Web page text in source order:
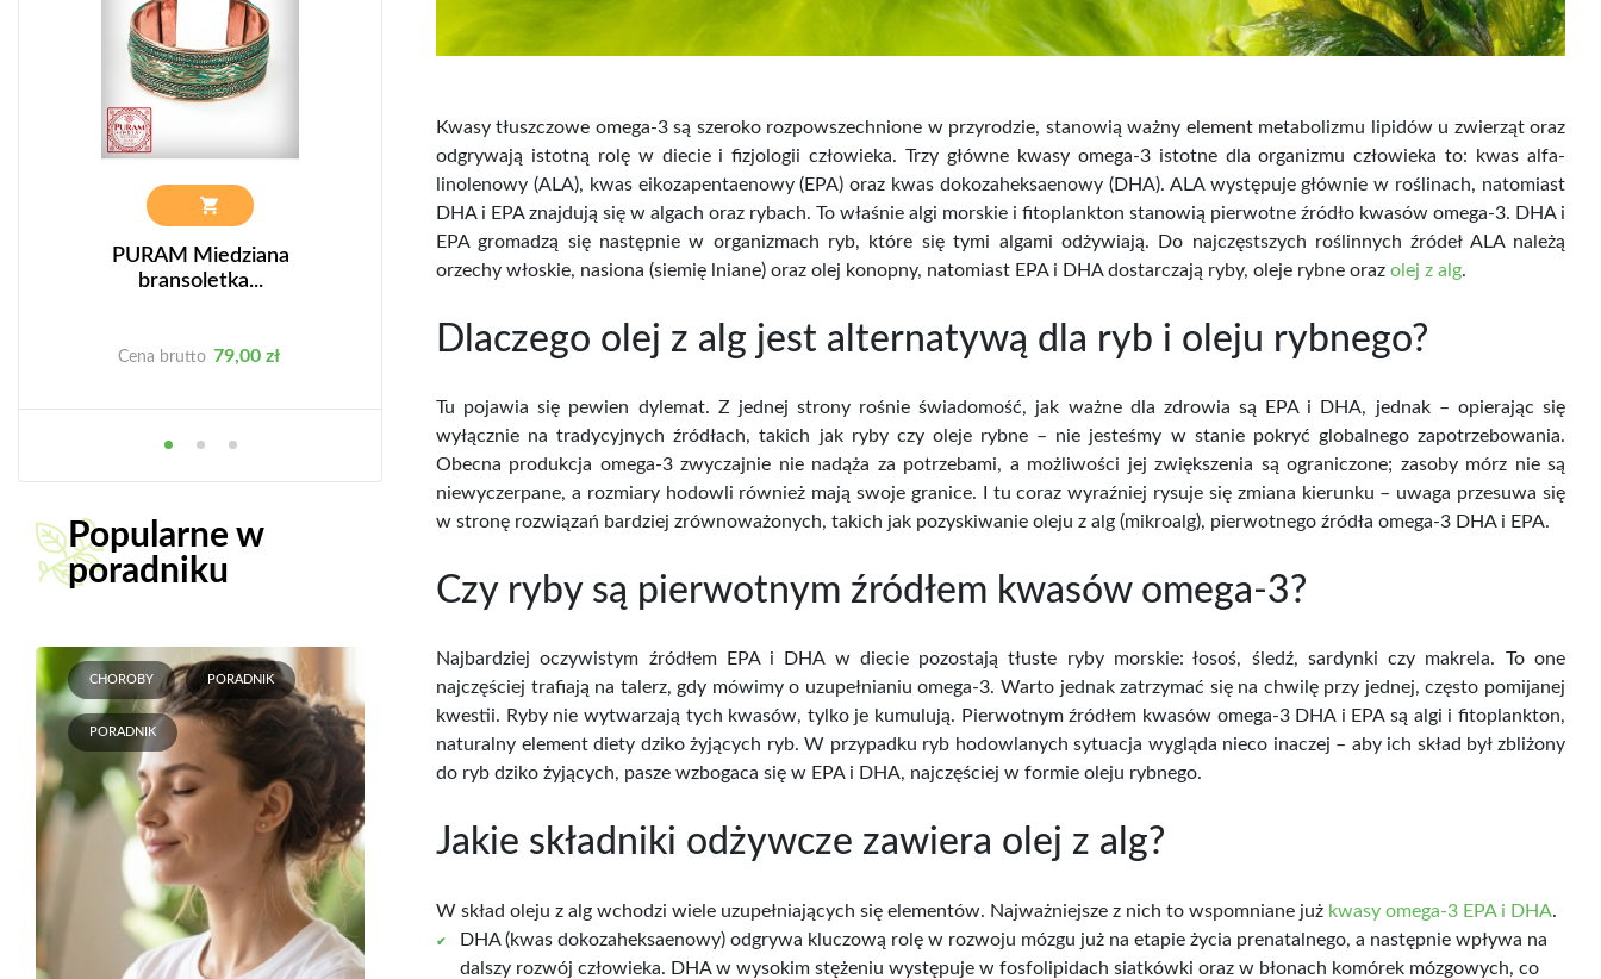
PURAM Miedziana
bransoletka...
Cena brutto Cena
79,00 zł
PURAM Miedziana
bransoletka...
Cena
69,00 zł
TYMIANEK SUSZONY
TORBA - 20G
Cena brutto Cena
6,99 zł
PURAM Miedziana
bransoletka...
Cena brutto Cena
79,00 zł
PURAM Miedziana
bransoletka...
Cena brutto
Popularne w
poradniku
CHOROBY PORADNIK
PORADNIK
Kwasy tłuszczowe omega-3 są szeroko rozpowszechnione w przyrodzie, stanowią ważny element metabolizmu lipidów u zwierząt oraz
odgrywają istotną rolę w diecie i fizjologii człowieka. Trzy główne kwasy omega-3 istotne dla organizmu człowieka to: kwas alfa-
linolenowy (ALA), kwas eikozapentaenowy (EPA) oraz kwas dokozaheksaenowy (DHA). ALA występuje głównie w roślinach, natomiast
DHA i EPA znajdują się w algach oraz rybach. To właśnie algi morskie i fitoplankton stanowią pierwotne źródło kwasów omega-3. DHA i
EPA gromadzą się następnie w organizmach ryb, które się tymi algami odżywiają. Do najczęstszych roślinnych źródeł ALA należą
orzechy włoskie, nasiona (siemię lniane) oraz olej konopny, natomiast EPA i DHA dostarczają ryby, oleje rybne oraz olej z alg.
Dlaczego olej z alg jest alternatywą dla ryb i oleju rybnego?
Tu pojawia się pewien dylemat. Z jednej strony rośnie świadomość, jak ważne dla zdrowia są EPA i DHA, jednak – opierając się
wyłącznie na tradycyjnych źródłach, takich jak ryby czy oleje rybne – nie jesteśmy w stanie pokryć globalnego zapotrzebowania.
Obecna produkcja omega-3 zwyczajnie nie nadąża za potrzebami, a możliwości jej zwiększenia są ograniczone; zasoby mórz nie są
niewyczerpane, a rozmiary hodowli również mają swoje granice. I tu coraz wyraźniej rysuje się zmiana kierunku – uwaga przesuwa się
w stronę rozwiązań bardziej zrównoważonych, takich jak pozyskiwanie oleju z alg (mikroalg), pierwotnego źródła omega-3 DHA i EPA.
Czy ryby są pierwotnym źródłem kwasów omega-3?
Najbardziej oczywistym źródłem EPA i DHA w diecie pozostają tłuste ryby morskie: łosoś, śledź, sardynki czy makrela. To one
najczęściej trafiają na talerz, gdy mówimy o uzupełnianiu omega-3. Warto jednak zatrzymać się na chwilę przy jednej, często pomijanej
kwestii. Ryby nie wytwarzają tych kwasów, tylko je kumulują. Pierwotnym źródłem kwasów omega-3 DHA i EPA są algi i fitoplankton,
naturalny element diety dziko żyjących ryb. W przypadku ryb hodowlanych sytuacja wygląda nieco inaczej – aby ich skład był zbliżony
do ryb dziko żyjących, pasze wzbogaca się w EPA i DHA, najczęściej w formie oleju rybnego.
Jakie składniki odżywcze zawiera olej z alg?
W skład oleju z alg wchodzi wiele uzupełniających się elementów. Najważniejsze z nich to wspomniane już kwasy omega-3 EPA i DHA.
DHA (kwas dokozaheksaenowy) odgrywa kluczową rolę w rozwoju mózgu już na etapie życia prenatalnego, a następnie wpływa na
dalszy rozwój człowieka. DHA w wysokim stężeniu występuje w fosfolipidach siatkówki oraz w błonach komórek mózgowych, co